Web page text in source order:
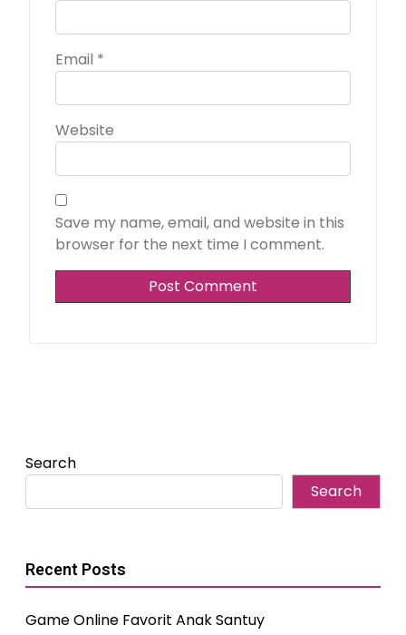
Email *
Website
Save my name, email, and website in this
browser for the next time I comment.
Search
Search
Recent Posts
Game Online Favorit Anak Santuy